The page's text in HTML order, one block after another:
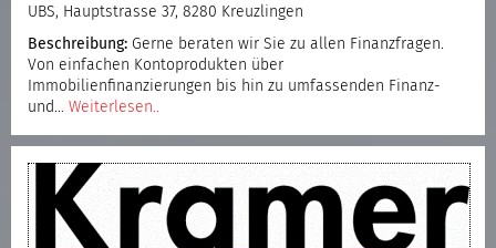
UBS, Hauptstrasse 37, 8280 Kreuzlingen
Beschreibung: Gerne beraten wir Sie zu allen Finanzfragen.
Von einfachen Kontoprodukten über
Immobilienfinanzierungen bis hin zu umfassenden Finanz-
und… Weiterlesen..